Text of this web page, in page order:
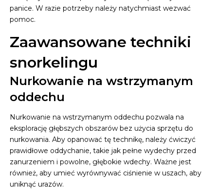
panice. W razie potrzeby należy natychmiast wezwać
pomoc.
Zaawansowane techniki
snorkelingu
Nurkowanie na wstrzymanym
oddechu
Nurkowanie na wstrzymanym oddechu pozwala na
eksplorację głębszych obszarów bez użycia sprzętu do
nurkowania. Aby opanować tę technikę, należy ćwiczyć
prawidłowe oddychanie, takie jak pełne wydechy przed
zanurzeniem i powolne, głębokie wdechy. Ważne jest
również, aby umieć wyrównywać ciśnienie w uszach, aby
uniknąć urazów.